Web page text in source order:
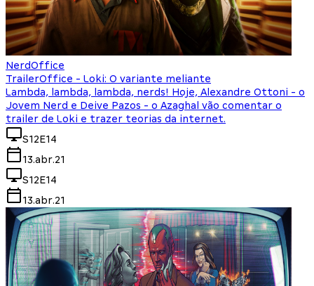
NerdOffice
TrailerOffice - Loki: O variante meliante
Lambda, lambda, lambda, nerds! Hoje, Alexandre Ottoni - o
Jovem Nerd e Deive Pazos - o Azaghal vão comentar o
trailer de Loki e trazer teorias da internet.
S12E14
13.abr.21
S12E14
13.abr.21